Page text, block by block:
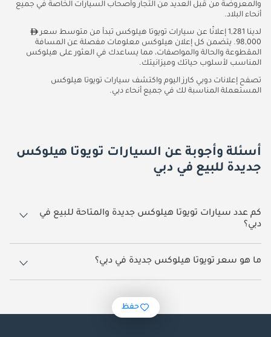
والمعروضة من قبل العديد من التجار وأصحاب السيارات الخاصة في جميع
أنحاء البلاد.
لدينا 1,281 إعلانًا عن سيارات تويوتا هيلوكس تبدأ من متوسط سعر
98,000. يتضمن كل إعلان هيلوكس معلومات مفصلة عن المسافة
المقطوعة والحالة والمواصفات، مما يساعدك في العثور على هيلوكس
المناسب لأسلوب حياتك وميزانيتك.
تصفح إعلانات دوبي كارز اليوم واكتشف سيارات تويوتا هيلوكس
المستعملة المناسبة لك في جميع أنحاء دبي.
أسئلة وأجوبة عن السيارات تويوتا هيلوكس
جديدة للبيع في دبي
كم عدد سيارات تويوتا هيلوكس جديدة والمتاحة للبيع في
دبي؟
1,281 سيارة تويوتا هيلوكس جديدة متوفرة للبيع في دبي.
ما هو سعر تويوتا هيلوكس جديدة في دبي؟
يبدأ سعر سيارة تويوتا هيلوكس جديدة في دبي 98,000.
حفظ